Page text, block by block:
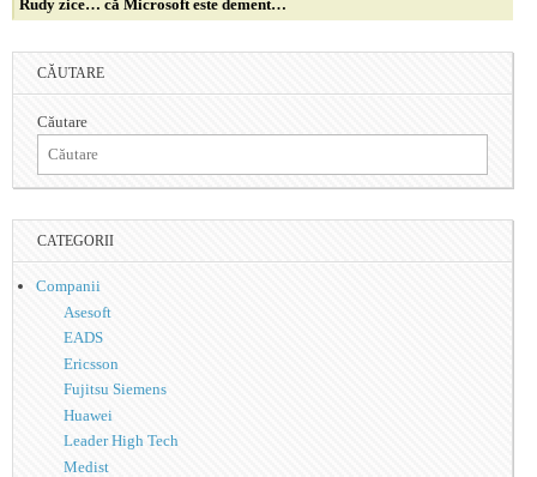
Rudy zice… că Microsoft este dement…
CĂUTARE
Căutare
CATEGORII
Companii
Asesoft
EADS
Ericsson
Fujitsu Siemens
Huawei
Leader High Tech
Medist